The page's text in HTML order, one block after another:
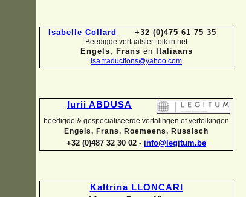
Isabelle Collard +32 (0)475 61 75 35
Beëdigde vertaalster-tolk in het
Engels, Frans en Italiaans
isa.traductions@yahoo.com
Iurii ABDUSA
beëdigde & gespecialiseerde vertalingen of vertolkingen
Engels, Frans, Roemeens, Russisch
+32 (0)487 32 30 02 - info@legitum.be
Kaltrina LLONCARI